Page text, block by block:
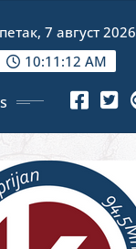
петак, 7 август 2026
10:11:14 AM